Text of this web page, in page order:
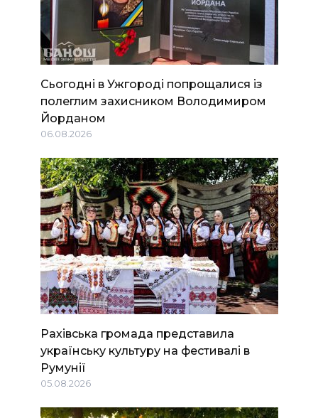
Сьогодні в Ужгороді попрощалися із
полеглим захисником Володимиром
Йорданом
06.08.2026
Рахівська громада представила
українську культуру на фестивалі в
Румунії
05.08.2026